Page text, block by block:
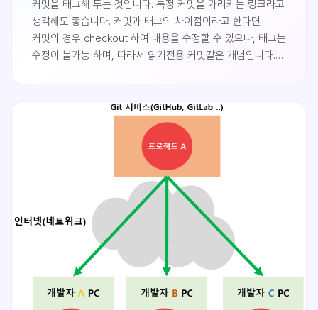
커밋을 태그해 두는 것입니다. 특정 커밋을 가리키는 링크라고
생각해도 좋습니다. 커밋과 태그의 차이점이라고 한다면
커밋의 경우 checkout 하여 내용을 수정할 수 있으나, 태그는
수정이 불가능 하며, 따라서 읽기전용 커밋같은 개념입니다.
릴리즈 될때 태깅을 한번 해 두고 1.1 버전을 개발하면서 그
사이에 만들어지는 브랜치들과 커밋들이 존재하는데 이러한
것들은 커밋으로만 관리하다가 1.1 버전이 완성되는 커밋에
태깅을 해두는 것입니다.태그 조회하기만약 자신의 프로젝..